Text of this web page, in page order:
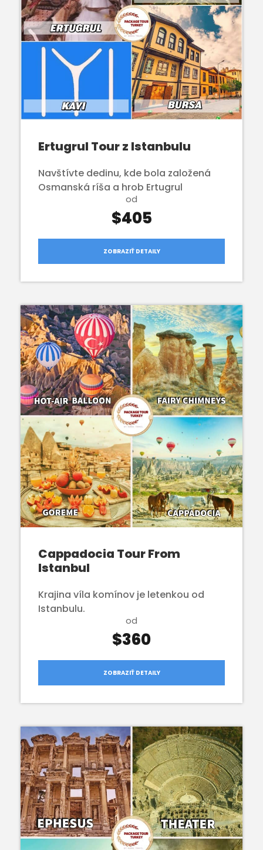
Ertugrul Tour z Istanbulu
Navštívte dedinu, kde bola založená
Osmanská ríša a hrob Ertugrul
od
$405
ZOBRAZIŤ DETAILY
Cappadocia Tour From
Istanbul
Krajina víla komínov je letenkou od
Istanbulu.
od
$360
ZOBRAZIŤ DETAILY